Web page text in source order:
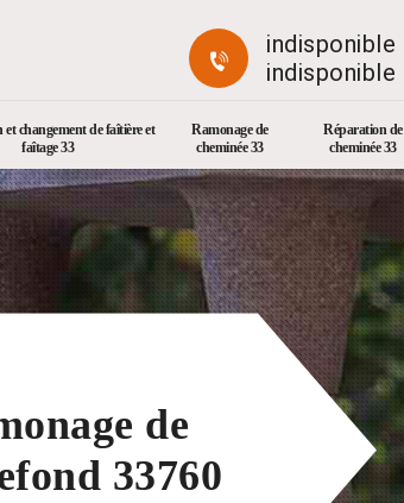
indisponible
indisponible
changement de faîtière et
faîtage 33
Ramonage de
cheminée 33
Réparation de
cheminée 33
de
33760